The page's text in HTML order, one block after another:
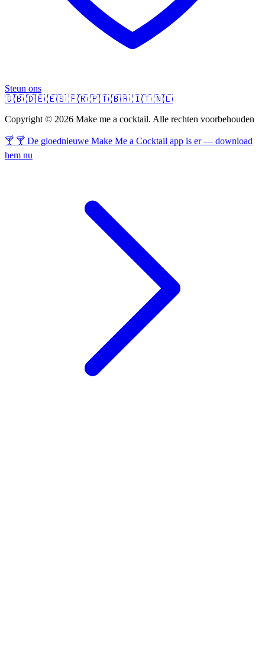
Steun ons
🇬🇧 🇩🇪 🇪🇸 🇫🇷 🇵🇹 🇧🇷 🇮🇹 🇳🇱
Copyright © 2026 Make me a cocktail. Alle rechten voorbehouden
🍸 🍸 De gloednieuwe Make Me a Cocktail app is er — download
hem nu